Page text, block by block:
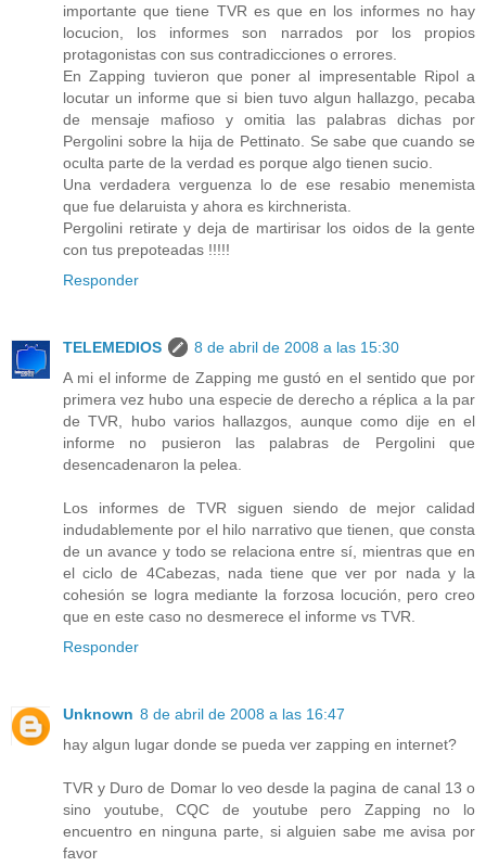
importante que tiene TVR es que en los informes no hay
locucion, los informes son narrados por los propios
protagonistas con sus contradicciones o errores.
En Zapping tuvieron que poner al impresentable Ripol a
locutar un informe que si bien tuvo algun hallazgo, pecaba
de mensaje mafioso y omitia las palabras dichas por
Pergolini sobre la hija de Pettinato. Se sabe que cuando se
oculta parte de la verdad es porque algo tienen sucio.
Una verdadera verguenza lo de ese resabio menemista
que fue delaruista y ahora es kirchnerista.
Pergolini retirate y deja de martirisar los oidos de la gente
con tus prepoteadas !!!!!
Responder
TELEMEDIOS
8 de abril de 2008 a las 15:30
A mi el informe de Zapping me gustó en el sentido que por
primera vez hubo una especie de derecho a réplica a la par
de TVR, hubo varios hallazgos, aunque como dije en el
informe no pusieron las palabras de Pergolini que
desencadenaron la pelea.
Los informes de TVR siguen siendo de mejor calidad
indudablemente por el hilo narrativo que tienen, que consta
de un avance y todo se relaciona entre sí, mientras que en
el ciclo de 4Cabezas, nada tiene que ver por nada y la
cohesión se logra mediante la forzosa locución, pero creo
que en este caso no desmerece el informe vs TVR.
Responder
Unknown 8 de abril de 2008 a las 16:47
hay algun lugar donde se pueda ver zapping en internet?
TVR y Duro de Domar lo veo desde la pagina de canal 13 o
sino youtube, CQC de youtube pero Zapping no lo
encuentro en ninguna parte, si alguien sabe me avisa por
favor